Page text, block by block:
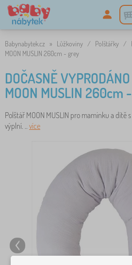
Babynabytek.cz » Lůžkoviny / Polštářky /
MOON MUSLIN 260cm - grey
DOČASNĚ
MOON MUSLIN 260cm
Polštář MOON MUSLIN pro maminku a dítě
výplní. .. více